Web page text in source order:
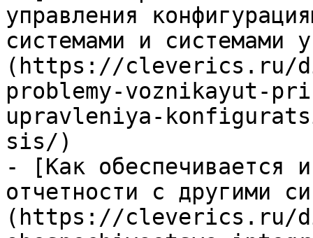
управления
системами и системами
(https://cleverics.ru/
problemy-voznikayut-
upravleniya-
sis/)
- [Как обеспечивается
отчетности с другими
(https://cleverics.ru/